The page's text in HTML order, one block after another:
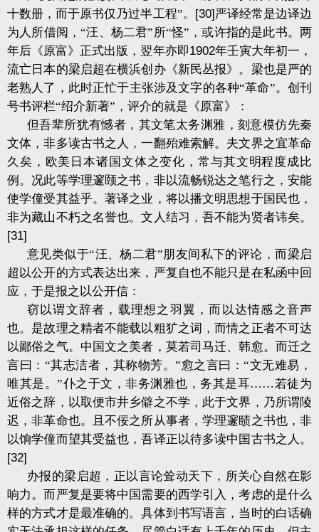
十数册，而于原书仅乃过半工程”。 [30]严译经常是边译边
为人所借阅，“汪、杨二君”所“怪”，或许指的是此书。两
年后《原富》正式出版，翌年亦即1902年壬寅大年初一，
流亡日本的梁启超在横浜创办《新民丛报》。梁也是严的
老熟人了，此时正忙于主张涉及文字的各种“革命”。创刊
号书评栏“绍介新著”，评介的就是《原富》：
但吾辈所犹有憾者，其文笔太务渊雅，刻意模仿先秦
文体，非多读古书之人，一翻殆难索解。夫文界之宜革命
久矣，欧美日本诸国文体之变化，常与其文明程度成比
例。况此等学理邃颐之书，非以流畅锐达之笔行之，安能
使学僮受其益乎。著译之业，将以播文明思想于国民也，
非为藏山不朽之名誉也。文人结习，吾不能为贤者讳矣。
[31]
意见类似于“汪、杨二君”朋友间私下的评论，而梁启
超以公开的方式表达出来，严复自也不能只是在私函中回
应，于是报之以公开信：
窃以谓文辞者，载理想之羽翼，而以达情感之音声
也。是故理之精者不能载以粗犷之词，而情之正者不可达
以鄙俗之气。中国文之美者，莫若司马迁、韩愈。而迁之
言曰：“其志洁者，其称物芳。”愈之言曰：“文无难易，
唯其是。”仆之于文，非务渊雅也，务其是耳……若徒为
近俗之辞，以取便市井乡僻之不学，此于文界，乃所谓陵
迟，非革命也。且不佞之所从事者，学理邃赜之书也，非
以饷学僮而望其受益也，吾译正以待多读中国古书之人。
[32]
办报的梁启超，正以言论耸动天下，所关心自然在影
响力。而严复是要将中国需要的西学引入，考虑的是什么
样的方式才是最准确的。具体到书写语言，当时的白话确